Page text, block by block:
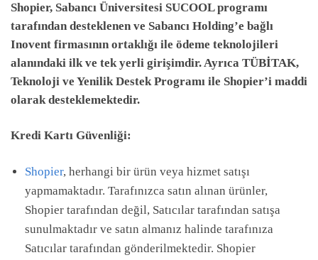
​Shopier, Sabancı Üniversitesi SUCOOL programı
tarafından desteklenen ve Sabancı Holding’e bağlı
Inovent firmasının ortaklığı ile ödeme teknolojileri
alanındaki ilk ve tek yerli girişimdir. Ayrıca TÜBİTAK,
Teknoloji ve Yenilik Destek Programı ile Shopier’i maddi
olarak desteklemektedir.
Kredi Kartı Güvenliği:
Shopier, herhangi bir ürün veya hizmet satışı
yapmamaktadır. Tarafınızca satın alınan ürünler,
Shopier tarafından değil, Satıcılar tarafından satışa
sunulmaktadır ve satın almanız halinde tarafınıza
Satıcılar tarafından gönderilmektedir. Shopier